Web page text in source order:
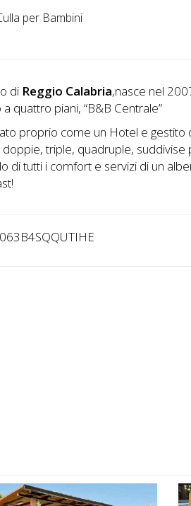
per Bambini
di Reggio Calabria,nasce nel
a quattro piani, “B&B Centrale”
proprio come un Hotel e
doppie, triple, quadruple,
di tutti i comfort e servizi di un